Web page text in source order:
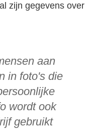
zijn gegevens over
aan
in foto's die
wordt ook
gebruikt